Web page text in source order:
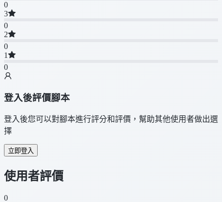
0
3
0
2
0
1
0
登入後評價腳本
登入後您可以對腳本進行評分和評價，幫助其他使用者做出選
擇
立即登入
使用者評價
0